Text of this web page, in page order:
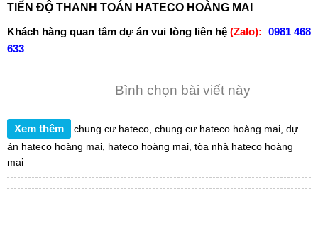
TIẾN ĐỘ THANH TOÁN HATECO HOÀNG MAI
Khách hàng quan tâm dự án vui lòng liên hệ (Zalo): 0981 468
633
Bình chọn bài viết này
Xem thêm chung cư hateco chung cư hateco hoàng mai dự
án hateco hoàng mai hateco hoàng mai tòa nhà hateco hoàng
mai